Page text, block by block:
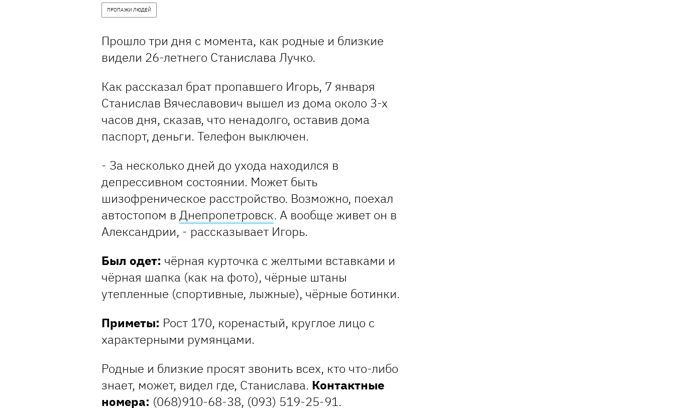
ПРОПАЖИ ЛЮДЕЙ
Прошло три дня с момента, как родные и близкие
видели 26-летнего Станислава Лучко.
Как рассказал брат пропавшего Игорь, 7 января
Станислав Вячеславович вышел из дома около 3-х
часов дня, сказав, что ненадолго, оставив дома
паспорт, деньги. Телефон выключен.
- За несколько дней до ухода находился в
депрессивном состоянии. Может быть
шизофреническое расстройство. Возможно, поехал
автостопом в Днепропетровск. А вообще живет он в
Александрии, - рассказывает Игорь.
Был одет: чёрная курточка с желтыми вставками и
чёрная шапка (как на фото), чёрные штаны
утепленные (спортивные, лыжные), чёрные ботинки.
Приметы: Рост 170, коренастый, круглое лицо с
характерными румянцами.
Родные и близкие просят звонить всех, кто что-либо
знает, может, видел где, Станислава. Контактные
номера: (068)910-68-38, (093) 519-25-91.